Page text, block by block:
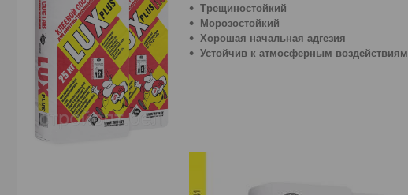
Трещиностойкий
Морозостойкий
Хорошая начальная адгезия
Устойчив к атмосферным воздействиям